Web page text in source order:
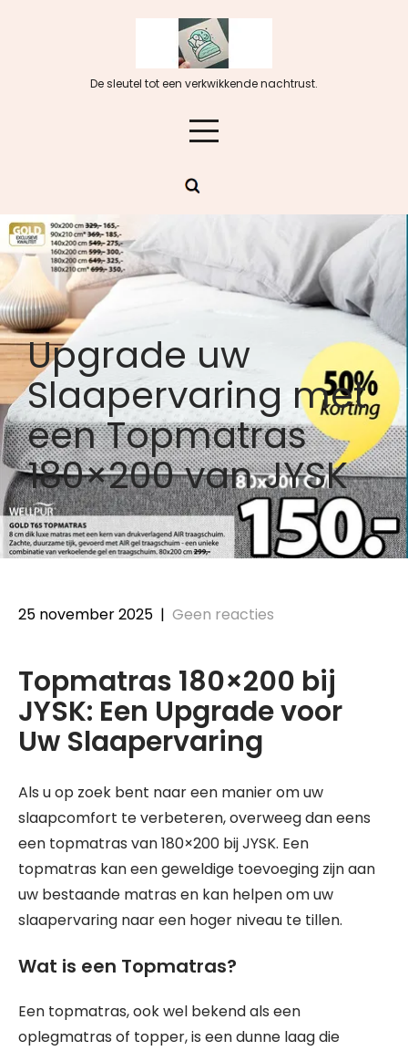
De sleutel tot een verkwikkende nachtrust.
Upgrade uw
Slaapervaring met
een Topmatras
180×200 van JYSK
25 november 2025 | Geen reacties
Topmatras 180×200 bij
JYSK: Een Upgrade voor
Uw Slaapervaring
Als u op zoek bent naar een manier om uw
slaapcomfort te verbeteren, overweeg dan eens
een topmatras van 180×200 bij JYSK. Een
topmatras kan een geweldige toevoeging zijn aan
uw bestaande matras en kan helpen om uw
slaapervaring naar een hoger niveau te tillen.
Wat is een Topmatras?
Een topmatras, ook wel bekend als een
oplegmatras of topper, is een dunne laag die